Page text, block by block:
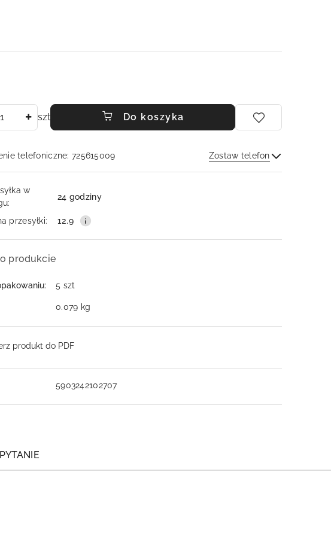
szt Do koszyka
telefoniczne: 725615009 Zostaw telefon
Wyślij
w
24 godziny
przesyłki: 12.9
produkcie
5 szt
0.079 kg
produkt do PDF
5903242102707